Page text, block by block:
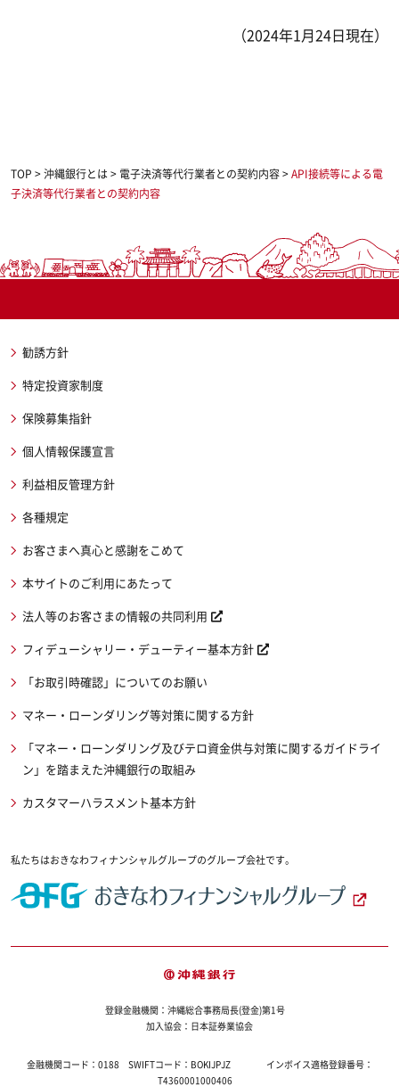
（2024年1月24日現在）
TOP >沖縄銀行とは> 電子決済等代行業者との契約内容>API接続等による電
子決済等代行業者との契約内容
私たちはおきなわフィナンシャルグループのグループ会社です。
勧誘方針
特定投資家制度
保険募集指針
個人情報保護宣言
利益相反管理方針
各種規定
お客さまへ真心と感謝をこめて
本サイトのご利用にあたって
法人等のお客さまの情報の共同利用
フィデューシャリー・デューティー基本方針
「お取引時確認」についてのお願い
マネー・ローンダリング等対策に関する方針
「マネー・ローンダリング及びテロ資金供与対策に関するガイドライ
ン」を踏まえた沖縄銀行の取組み
カスタマーハラスメント基本方針
登録金融機関：沖縄総合事務局長(登金)第1号
加入協会：日本証券業協会
金融機関コード： 0188 SWIFTコード： BOKIJPJZ
インボイス適格登録番号：
T4360001000406